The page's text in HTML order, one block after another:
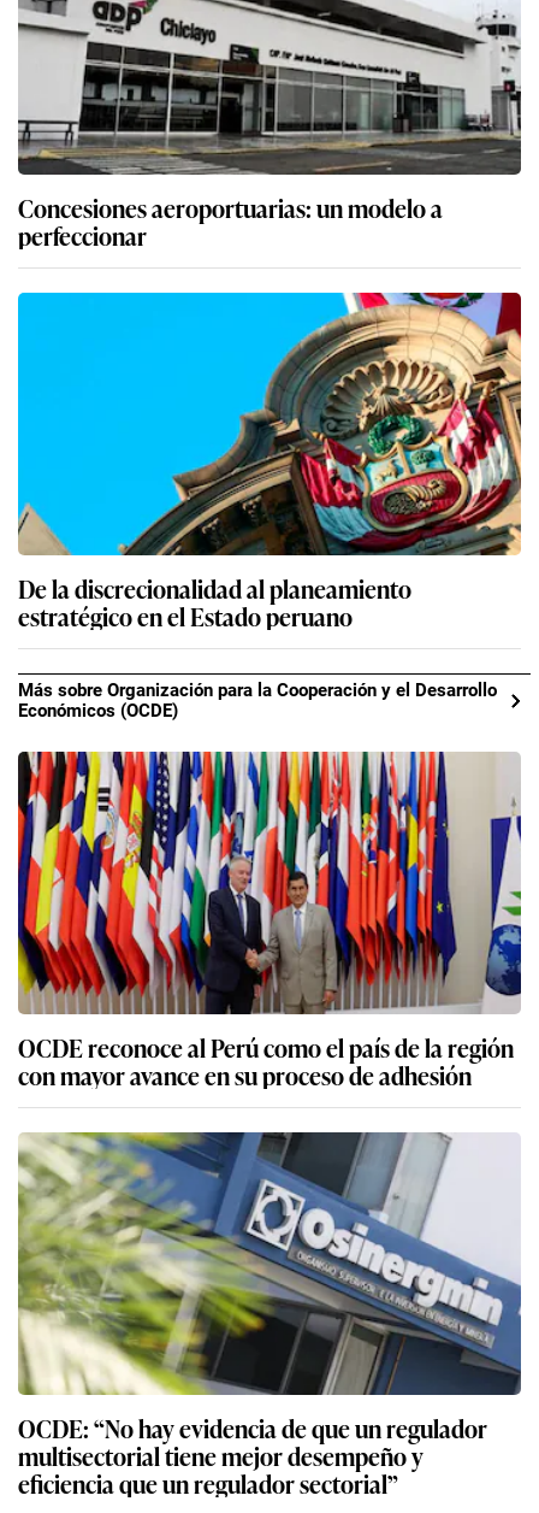
Concesiones aeroportuarias: un modelo a
perfeccionar
De la discrecionalidad al planeamiento
estratégico en el Estado peruano
Más sobre Organización para la Cooperación y el Desarrollo
Económicos (OCDE)
OCDE reconoce al Perú como el país de la región
con mayor avance en su proceso de adhesión
OCDE: “No hay evidencia de que un regulador
multisectorial tiene mejor desempeño y
eficiencia que un regulador sectorial”